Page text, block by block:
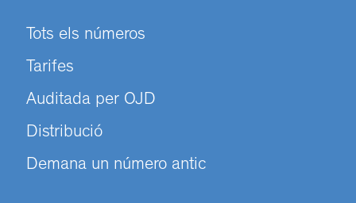
Tots els números
Tarifes
Auditada per OJD
Distribució
Demana un número antic